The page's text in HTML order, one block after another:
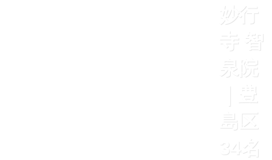
妙行
寺 智
泉院
｜豊
島区
34名